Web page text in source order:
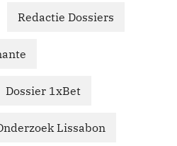
Redactie Dossiers
Dossier 1xBet
Lissabon